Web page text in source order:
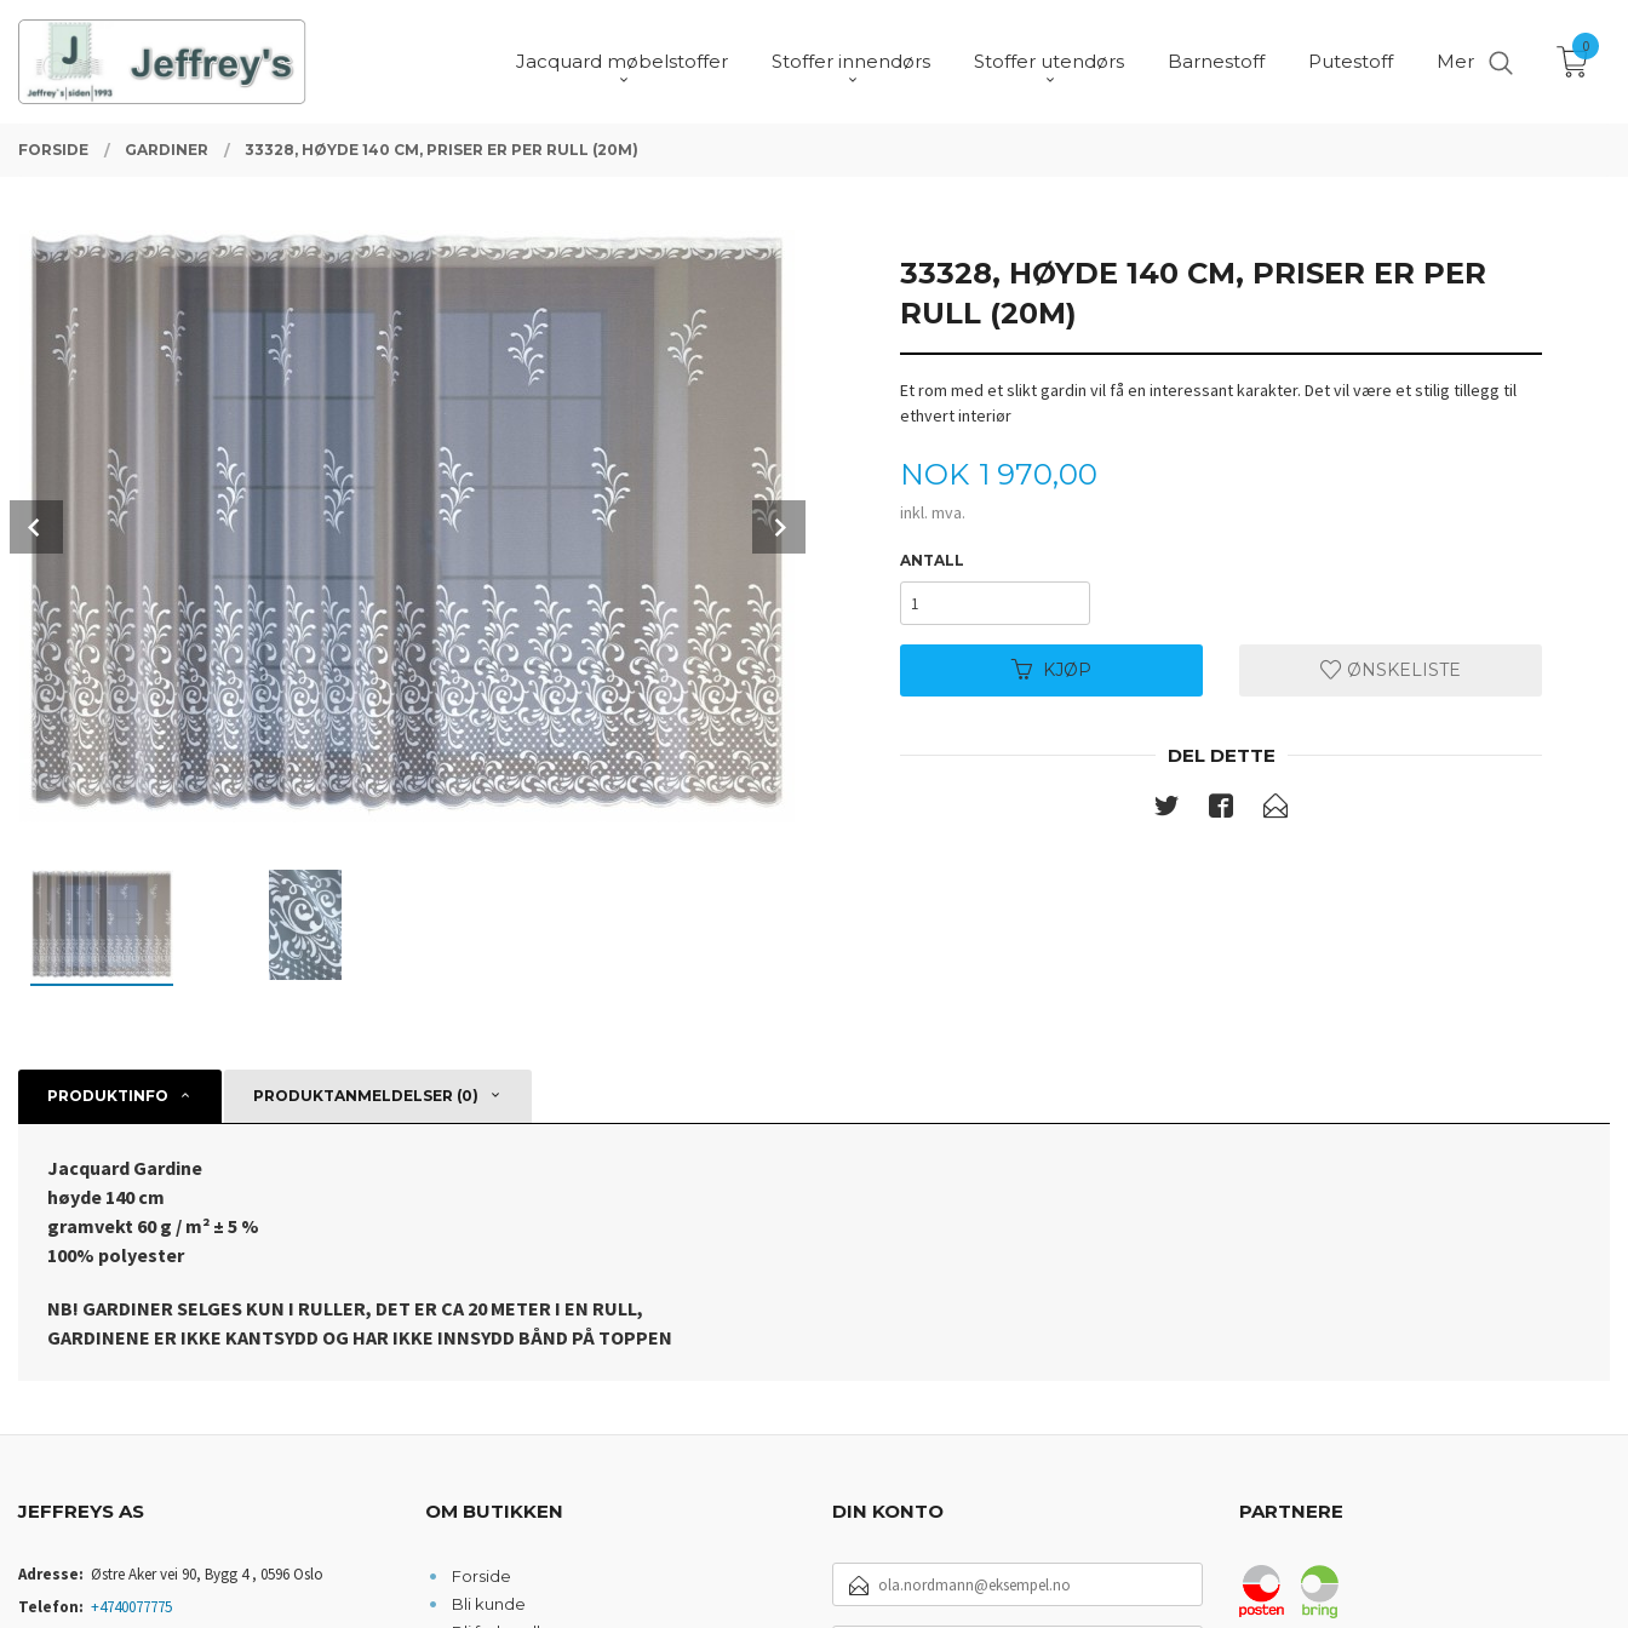
innholdet
PRODUKTER
Jacquard møbelstoffer Stoffer innendørs Stoffer utendørs Barnestoff Putestoff Mer
Lukk
0
FORSIDE GARDINER 33328, HØYDE 140 CM, PRISER ER PER RULL (20M)
Prev
33328, HØYDE 140 CM, PRISER ER PER
RULL (20M)
Et rom med et slikt gardin vil få en interessant karakter. Det vil være et stilig tillegg til
ethvert interiør
Pris
NOK 1 970,00
inkl. mva.
ANTALL
KJØP ØNSKELISTE
DEL DETTE
PRODUKTINFO PRODUKTANMELDELSER (0)
Jacquard Gardine
høyde 140 cm
gramvekt 60 g / m² ± 5 %
100% polyester
NB! GARDINER SELGES KUN I RULLER, DET ER CA 20 METER I EN RULL,
GARDINENE ER IKKE KANTSYDD OG HAR IKKE INNSYDD BÅND PÅ TOPPEN
JEFFREYS AS
Adresse: Østre Aker vei 90, Bygg 4 , 0596 Oslo
Telefon: +4740077775
OM BUTIKKEN
Forside
Bli kunde
DIN KONTO
POSTADRESSE
PARTNERE